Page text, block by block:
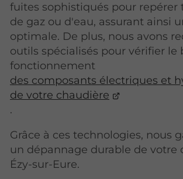
fuites sophistiqués pour repérer
de gaz ou d'eau, assurant ainsi
optimale. De plus, nous avons
outils spécialisés pour vérifier le
fonctionnement
des composants électriques et
de votre chaudière
.
Grâce à ces technologies, nous
un dépannage durable de votre
Ézy-sur-Eure.